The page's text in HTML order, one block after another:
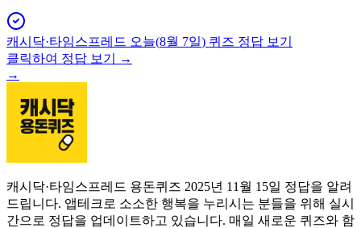
캐시닥·타임스프레드 오늘(8월 7일) 퀴즈 정답 보기
클릭하여 정답 보기 →
→
캐시닥·타임스프레드 용돈퀴즈 2025년 11월 15일 정답을 알려
드립니다. 앱테크로 소소한 행복을 누리시는 분들을 위해 실시
간으로 정답을 업데이트하고 있습니다. 매일 새로운 퀴즈와 함